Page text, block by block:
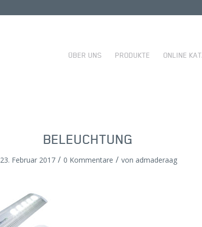
ÜBER UNS PRODUKTE ONLINE
BELEUCHTUNG
23. Februar 2017 / 0 Kommentare / von admaderaag